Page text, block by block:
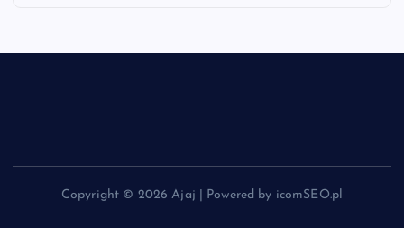
Copyright © 2026 Ajaj | Powered by icomSEO.pl